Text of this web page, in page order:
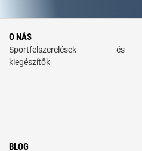
O NÁS
Sportfelszerelések és
kiegészítők
BLOG